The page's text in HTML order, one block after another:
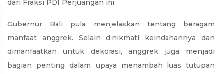
dari Fraksi PDI Perjuangan ini.
Gubernur Bali pula menjelaskan tentang beragam
manfaat anggrek. Selain dinikmati keindahannya dan
dimanfaatkan untuk dekorasi, anggrek juga menjadi
bagian penting dalam upaya menambah luas tutupan